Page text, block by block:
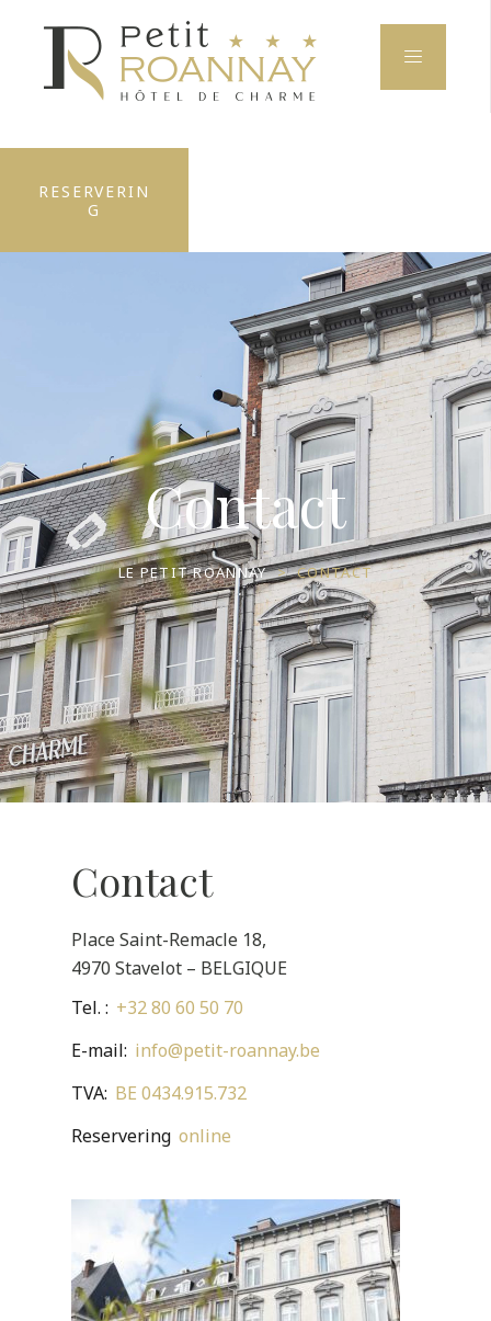
RESERVERIN
G
Contact
LE PETIT ROANNAY > CONTACT
Contact
Place Saint-Remacle 18,
4970 Stavelot – BELGIQUE
Tel. : +32 80 60 50 70
E-mail: info@petit-roannay.be
TVA: BE 0434.915.732
Reservering online